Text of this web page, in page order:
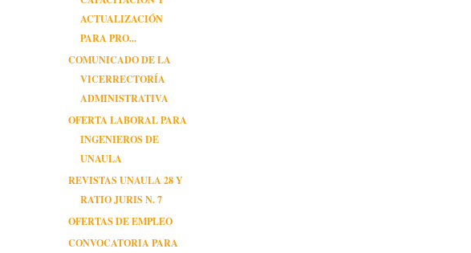
ACTUALIZACIÓN
PARA PRO...
COMUNICADO DE LA
VICERRECTORÍA
ADMINISTRATIVA
OFERTA LABORAL PARA
INGENIEROS DE
UNAULA
REVISTAS UNAULA 28 Y
RATIO JURIS N. 7
OFERTAS DE EMPLEO
CONVOCATORIA PARA